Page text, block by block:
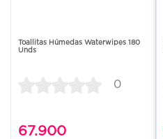
Toallitas Húmedas Waterwipes 180
Unds
0
67.900